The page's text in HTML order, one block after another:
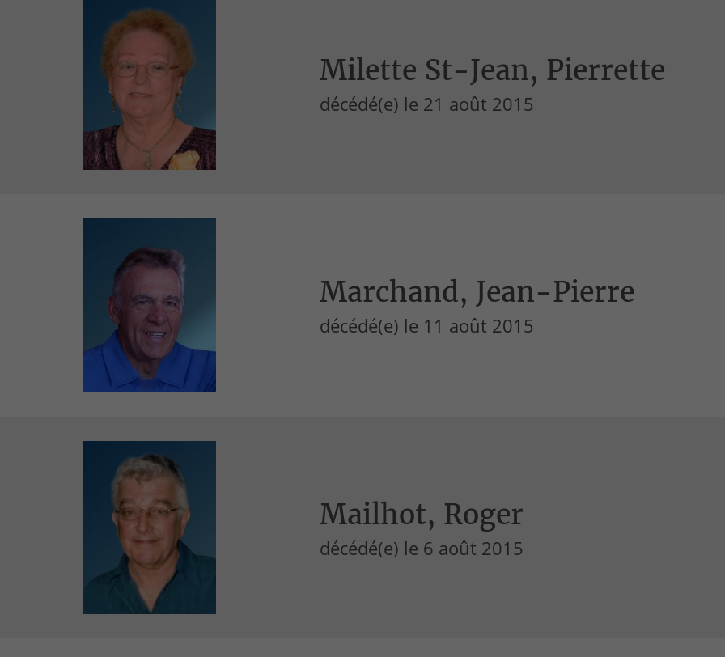
Milette St-Jean, Pierrette
décédé(e) le 21 août 2015
Marchand, Jean-Pierre
décédé(e) le 11 août 2015
Mailhot, Roger
décédé(e) le 6 août 2015